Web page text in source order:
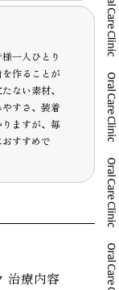
一人ひとり
作ることが
ない素材、
すさ、装着
ますが、毎
すすめで
治療内容